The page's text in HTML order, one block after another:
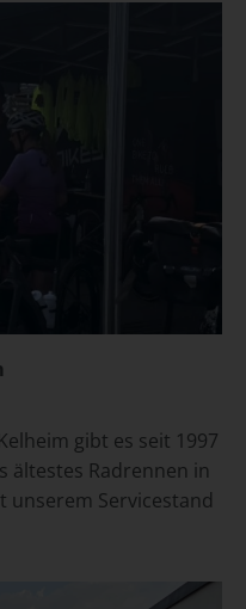
gibt es seit 1997
ältestes Radrennen in
unserem Servicestand